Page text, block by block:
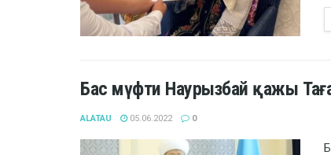
Бас мүфти Наурызбай қажы
ALATAU 05.06.2022 0